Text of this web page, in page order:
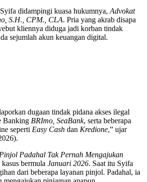
didampingi kuasa hukumnya, Advokat
S.H., CPM., CLA. Pria yang akrab disapa
kliennya diduga jadi korban tindak
sejumlah akun keuangan digital.
dugaan tindak pidana akses ilegal
Banking BRImo, SeaBank, serta beberapa
seperti Easy Cash dan Kredione,” ujar
Padahal Tak Pernah Mengajukan
bermula Januari 2026. Saat itu Syifa
dari beberapa layanan pinjol. Padahal, ia